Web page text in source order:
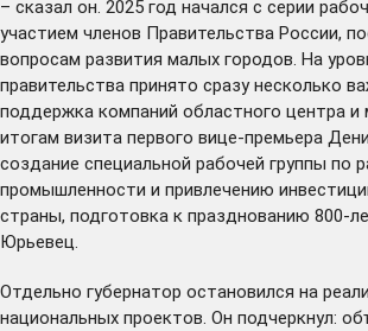
– сказал он. 2025 год начался с серии
участием членов Правительства России,
вопросам развития малых городов. На
правительства принято сразу несколько
поддержка компаний областного центра и
итогам визита первого вице-премьера
создание специальной рабочей группы по
промышленности и привлечению
страны, подготовка к празднованию 800-
Юрьевец.
Отдельно губернатор остановился на
национальных проектов. Он подчеркнул: